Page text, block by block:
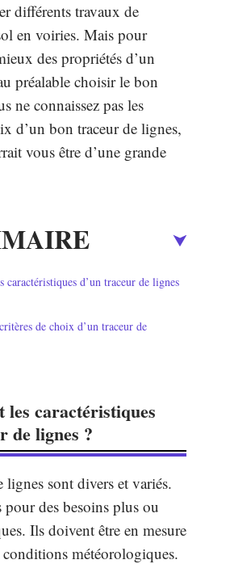
différents travaux de
en voiries. Mais pour
des propriétés d’un
préalable choisir le bon
ne connaissez pas les
d’un bon traceur de lignes,
vous être d’une grande
caractéristiques d’un traceur de lignes
de choix d’un traceur de
les caractéristiques
de lignes ?
lignes sont divers et variés.
des besoins plus ou
Ils doivent être en mesure
conditions météorologiques.